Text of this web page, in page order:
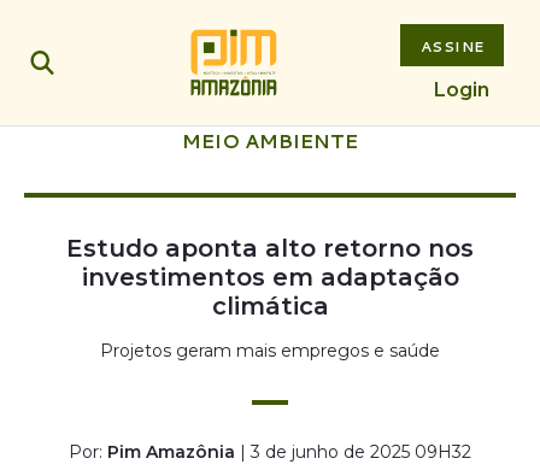
ASSINE
Login
MEIO AMBIENTE
Estudo aponta alto retorno nos
investimentos em adaptação
climática
Projetos geram mais empregos e saúde
Por: Pim Amazônia | 3 de junho de 2025 09H32